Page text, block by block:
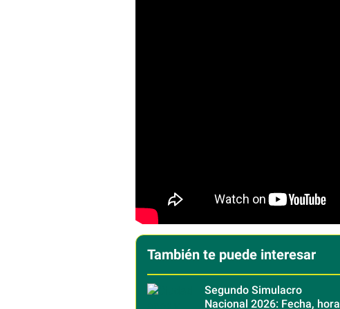
También te puede interesar
Segundo Simulacro
Nacional 2026: Fecha, hora